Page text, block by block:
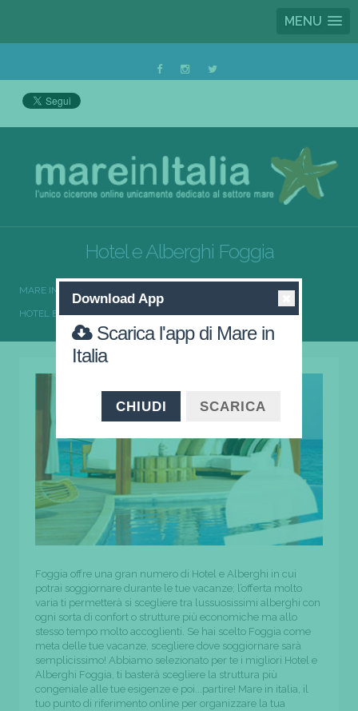
MENU
Hotel e Alberghi Foggia
MARE IN ITALIA
HOTEL E ALBERGHI PUGLIA HOTEL E ALBERGHI FOGGIA
Foggia offre una gran numero di Hotel e Alberghi in cui
potrai soggiornare durante le tue vacanze; l’offerta molto
varia ti permetterà si scegliere tra lussuosissimi alberghi con
ogni sorta di confort o strutture più economiche ma allo
stesso tempo molto accoglienti. Se hai scelto Foggia come
meta delle tue vacanze, scegliere dove soggiornare sarà
semplicissimo! Abbiamo selezionato per te i migliori Hotel e
Alberghi Foggia, ti basterà scegliere la struttura più
congeniale alle tue esigenze e poi...partire! Mare in italia, il
tuo punto di riferimento online per organizzare la tua
Download App
Scarica l'app di Mare in
Italia
CHIUDI SCARICA